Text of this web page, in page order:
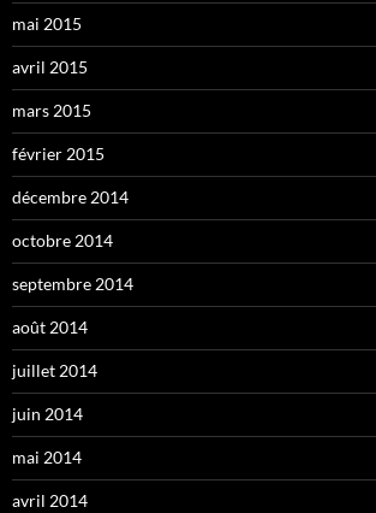
mai 2015
avril 2015
mars 2015
février 2015
décembre 2014
octobre 2014
septembre 2014
août 2014
juillet 2014
juin 2014
mai 2014
avril 2014